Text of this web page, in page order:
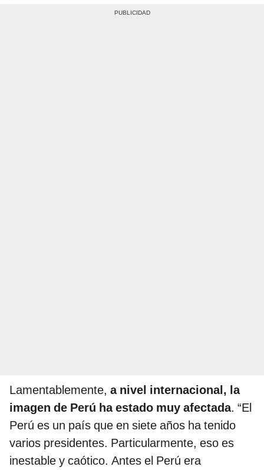
Lamentablemente, a nivel internacional, la
imagen de Perú ha estado muy afectada. “El
Perú es un país que en siete años ha tenido
varios presidentes. Particularmente, eso es
inestable y caótico. Antes el Perú era